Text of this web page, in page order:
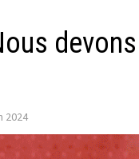
2024